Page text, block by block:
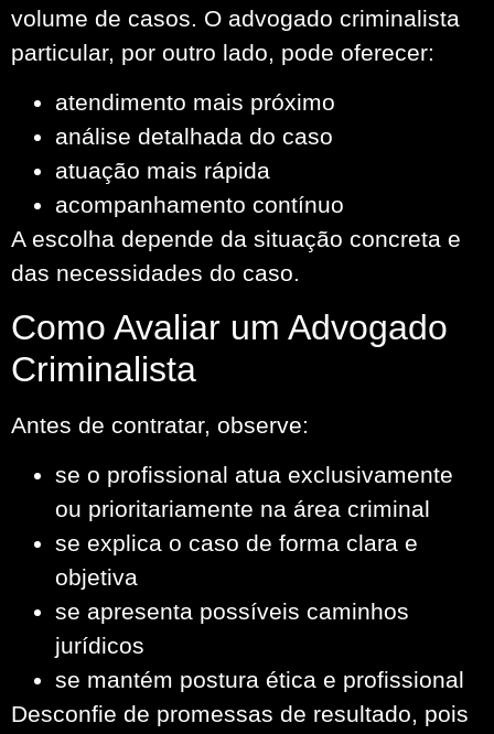
volume de casos. O advogado criminalista
particular, por outro lado, pode oferecer:
atendimento mais próximo
análise detalhada do caso
atuação mais rápida
acompanhamento contínuo
A escolha depende da situação concreta e
das necessidades do caso.
Como Avaliar um Advogado
Criminalista
Antes de contratar, observe:
se o profissional atua exclusivamente
ou prioritariamente na área criminal
se explica o caso de forma clara e
objetiva
se apresenta possíveis caminhos
jurídicos
se mantém postura ética e profissional
Desconfie de promessas de resultado, pois